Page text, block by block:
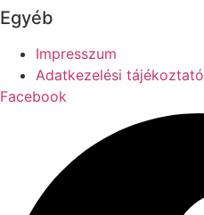
Egyéb
Impresszum
Adatkezelési tájékoztató
Facebook